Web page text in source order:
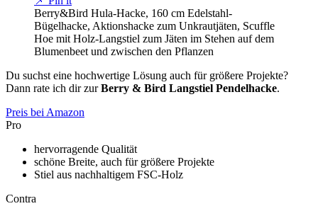
Berry&Bird Hula-Hacke, 160 cm Edelstahl-
Bügelhacke, Aktionshacke zum Unkrautjäten, Scuffle
Hoe mit Holz-Langstiel zum Jäten im Stehen auf dem
Blumenbeet und zwischen den Pflanzen
Du suchst eine hochwertige Lösung auch für größere Projekte?
Dann rate ich dir zurBerry & Bird Langstiel Pendelhacke.
Preis bei Amazon
Pro
hervorragende Qualität
schöne Breite, auch für größere Projekte
Stiel aus nachhaltigem FSC-Holz
Contra